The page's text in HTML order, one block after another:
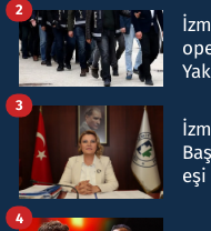
2
eşi
3
4